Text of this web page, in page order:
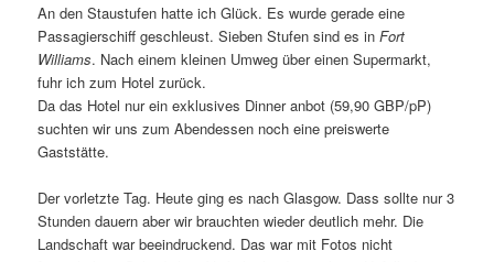
An den Staustufen hatte ich Glück. Es wurde gerade eine
Passagierschiff geschleust. Sieben Stufen sind es inFort
Williams. Nach einem kleinen Umweg über einen Supermarkt,
fuhr ich zum Hotel zurück.
Da das Hotel nur ein exklusives Dinner anbot (59,90 GBP/pP)
suchten wir uns zum Abendessen noch eine preiswerte
Gaststätte.
Der vorletzte Tag. Heute ging es nach Glasgow. Dass sollte nur 3
Stunden dauern aber wir brauchten wieder deutlich mehr. Die
Landschaft war beeindruckend. Das war mit Fotos nicht